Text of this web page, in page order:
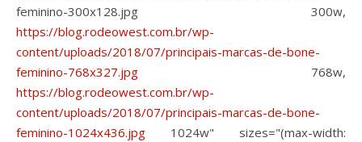
feminino-300x128.jpg 300w,
https://blog.rodeowest.com.br/wp-
content/uploads/2018/07/principais-marcas-de-bone-
feminino-768x327.jpg 768w,
https://blog.rodeowest.com.br/wp-
content/uploads/2018/07/principais-marcas-de-bone-
feminino-1024x436.jpg 1024w" sizes="(max-width: